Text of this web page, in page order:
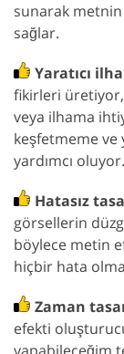
sunarak
sağlar.
Yaratıcı
fikirleri üretiyor,
veya ilhama
keşfetmeme ve
yardımcı oluyor.
Hatasız
görsellerin
böylece metin
hiçbir hata
Zaman
efekti